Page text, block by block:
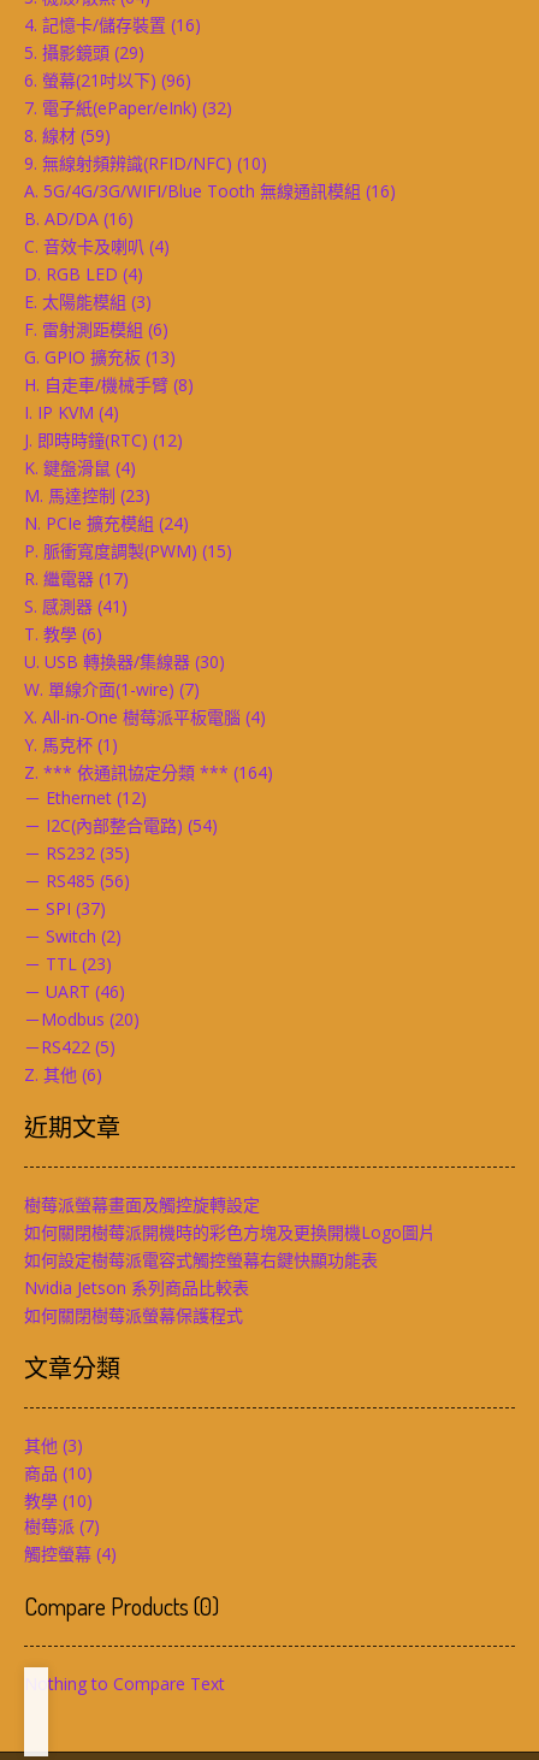
4. 記憶卡/儲存裝置 (16)
5. 攝影鏡頭 (29)
6. 螢幕(21吋以下) (96)
7. 電子紙(ePaper/eInk) (32)
8. 線材 (59)
9. 無線射頻辨識(RFID/NFC) (10)
A. 5G/4G/3G/WIFI/Blue Tooth 無線通訊模組 (16)
B. AD/DA (16)
C. 音效卡及喇叭 (4)
D. RGB LED (4)
E. 太陽能模組 (3)
F. 雷射測距模組 (6)
G. GPIO 擴充板 (13)
H. 自走車/機械手臂 (8)
I. IP KVM (4)
J. 即時時鐘(RTC) (12)
K. 鍵盤滑鼠 (4)
M. 馬達控制 (23)
N. PCIe 擴充模組 (24)
P. 脈衝寬度調製(PWM) (15)
R. 繼電器 (17)
S. 感測器 (41)
T. 教學 (6)
U. USB 轉換器/集線器 (30)
W. 單線介面(1-wire) (7)
X. All-in-One 樹莓派平板電腦 (4)
Y. 馬克杯 (1)
Z. *** 依通訊協定分類 *** (164)
－ Ethernet (12)
－ I2C(內部整合電路) (54)
－ RS232 (35)
－ RS485 (56)
－ SPI (37)
－ Switch (2)
－ TTL (23)
－ UART (46)
－Modbus (20)
－RS422 (5)
Z. 其他 (6)
近期文章
樹莓派螢幕畫面及觸控旋轉設定
如何關閉樹莓派開機時的彩色方塊及更換開機Logo圖片
如何設定樹莓派電容式觸控螢幕右鍵快顯功能表
Nvidia Jetson 系列商品比較表
如何關閉樹莓派螢幕保護程式
文章分類
其他 (3)
商品 (10)
教學 (10)
樹莓派 (7)
觸控螢幕 (4)
Compare Products(0)
Nothing to Compare Text